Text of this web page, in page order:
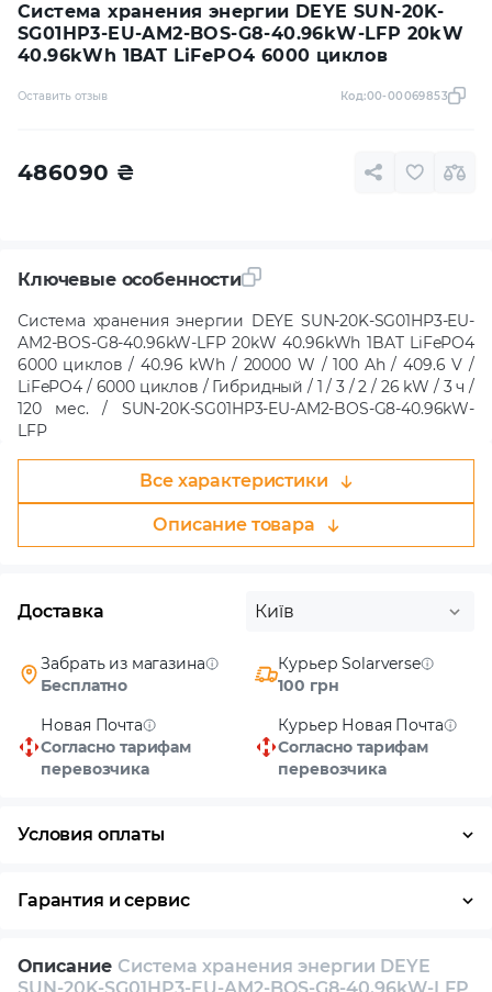
Система хранения энергии DEYE SUN-20K-
SG01HP3-EU-AM2-BOS-G8-40.96kW-LFP 20kW
40.96kWh 1BAT LiFePO4 6000 циклов
Оставить отзыв Код:00-00069853
486090 ₴
Ключевые особенности
Система хранения энергии DEYE SUN-20K-SG01HP3-EU-
AM2-BOS-G8-40.96kW-LFP 20kW 40.96kWh 1BAT LiFePO4
6000 циклов / 40.96 kWh / 20000 W / 100 Ah / 409.6 V /
LiFePO4 / 6000 циклов / Гибридный / 1 / 3 / 2 / 26 kW / 3 ч /
120 мес. / SUN-20K-SG01HP3-EU-AM2-BOS-G8-40.96kW-
LFP
Все характеристики
Описание товара
Доставка Київ
Забрать из магазина
Бесплатно
Курьер Solarverse
100 грн
Новая Почта
Согласно тарифам
перевозчика
Курьер Новая Почта
Согласно тарифам
перевозчика
Условия оплаты
Гарантия и сервис
Собственный сервисный центр
Описание Система хранения энергии DEYE